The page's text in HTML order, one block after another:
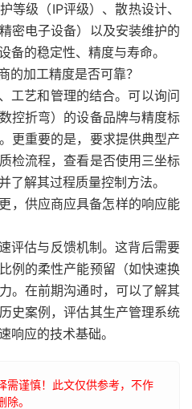
等级（IP评级）、散热设计、
密电子设备）以及安装维护的
备的稳定性、精度与寿命。
的加工精度是否可靠？
工艺和管理的结合。可以询问
控折弯）的设备品牌与精度标
更重要的是，要求提供典型产
检流程，查看是否使用三坐标
了解其过程质量控制方法。
，供应商应具备怎样的响应能
评估与反馈机制。这背后需要
例的柔性产能预留（如快速换
。在前期沟通时，可以了解其
史案例，评估其生产管理系统
响应的技术基础。
需谨慎！此文仅供参考，不作
。